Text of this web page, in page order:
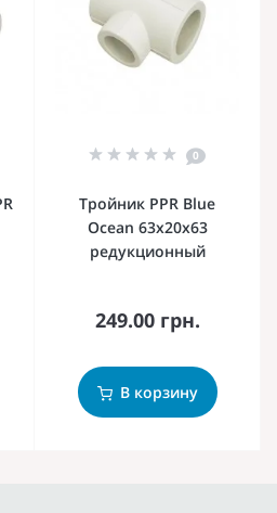
0
Тройник PPR Blue
Ocean 63х20х63
редукционный
249.00 грн.
В корзину